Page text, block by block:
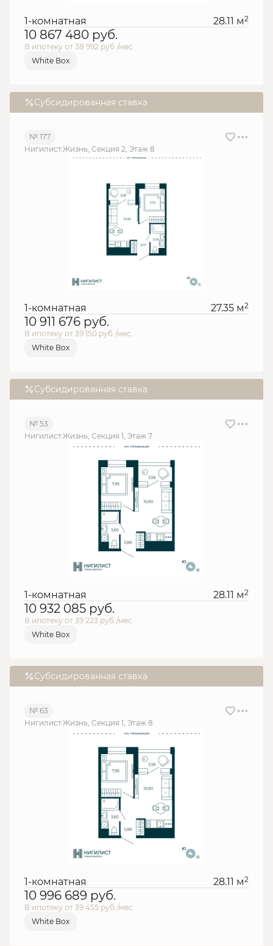
1-комнатная 28.11 м2
10 867 480 руб.
В ипотеку от 38 992 руб./мес.
White Box
Субсидированная ставка
№ 177
Нигилист.Жизнь, Секция 2, Этаж 8
1-комнатная 27.35 м2
10 911 676 руб.
В ипотеку от 39 150 руб./мес.
White Box
Субсидированная ставка
№ 53
Нигилист.Жизнь, Секция 1, Этаж 7
1-комнатная 28.11 м2
10 932 085 руб.
В ипотеку от 39 223 руб./мес.
White Box
Субсидированная ставка
№ 63
Нигилист.Жизнь, Секция 1, Этаж 8
1-комнатная 28.11 м2
10 996 689 руб.
В ипотеку от 39 455 руб./мес.
White Box